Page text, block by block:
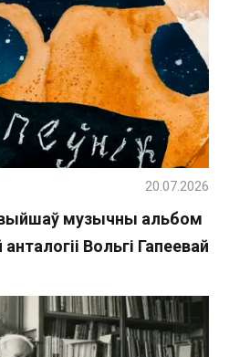
выйшаў музычны альбом
Вольгі Гапеевай
20.07.2026